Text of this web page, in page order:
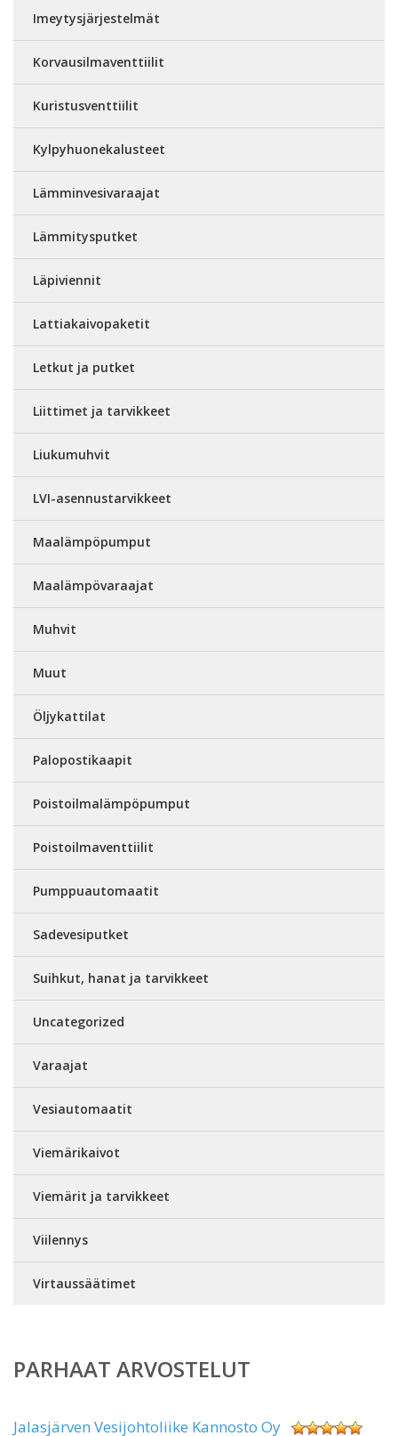
Imeytysjärjestelmät
Korvausilmaventtiilit
Kuristusventtiilit
Kylpyhuonekalusteet
Lämminvesivaraajat
Lämmitysputket
Läpiviennit
Lattiakaivopaketit
Letkut ja putket
Liittimet ja tarvikkeet
Liukumuhvit
LVI-asennustarvikkeet
Maalämpöpumput
Maalämpövaraajat
Muhvit
Muut
Öljykattilat
Palopostikaapit
Poistoilmalämpöpumput
Poistoilmaventtiilit
Pumppuautomaatit
Sadevesiputket
Suihkut, hanat ja tarvikkeet
Uncategorized
Varaajat
Vesiautomaatit
Viemärikaivot
Viemärit ja tarvikkeet
Viilennys
Virtaussäätimet
PARHAAT ARVOSTELUT
Jalasjärven Vesijohtoliike Kannosto Oy